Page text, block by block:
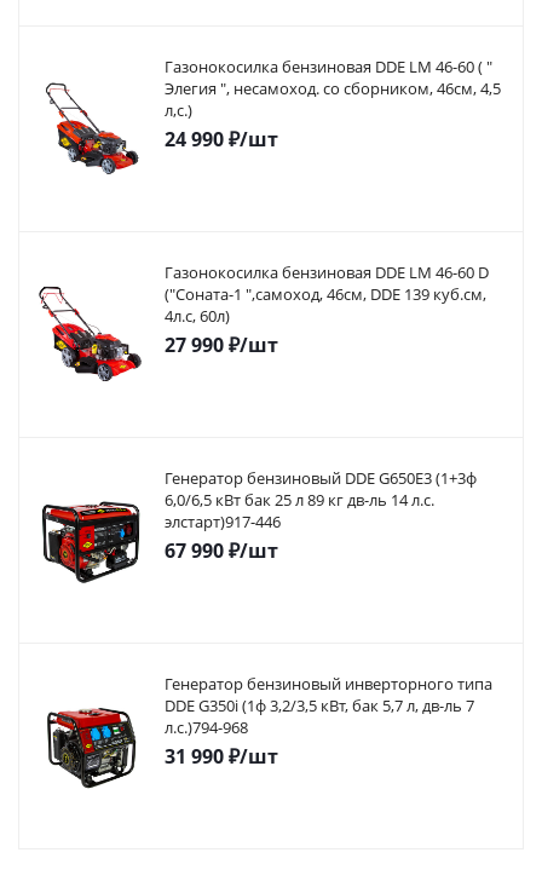
Газонокосилка бензиновая DDE LM 46-60 ( "
Элегия ", несамоход. со сборником, 46см, 4,5
л,с.)
24 990₽/шт
Газонокосилка бензиновая DDE LM 46-60 D
("Соната-1 ",самоход, 46cм, DDE 139 куб.см,
4л.с, 60л)
27 990₽/шт
Генератор бензиновый DDE G650E3 (1+3ф
6,0/6,5 кВт бак 25 л 89 кг дв-ль 14 л.с.
элстарт)917-446
67 990₽/шт
Генератор бензиновый инверторного типа
DDE G350i (1ф 3,2/3,5 кВт, бак 5,7 л, дв-ль 7
л.с.)794-968
31 990₽/шт